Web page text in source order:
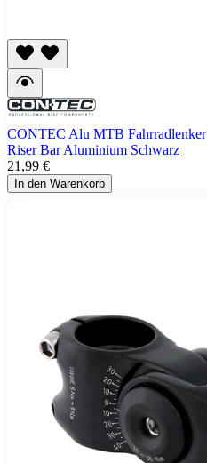
CONTEC Alu MTB
Riser Bar Aluminium Schwarz
21,99 €
In den Warenkorb